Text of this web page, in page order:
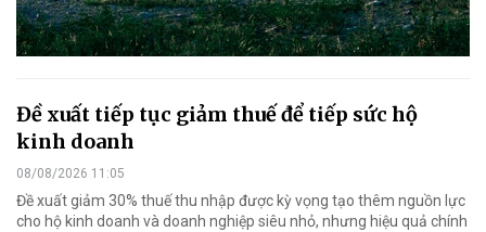
Đề xuất tiếp tục giảm thuế để tiếp sức hộ
kinh doanh
08/08/2026 11:05
Đề xuất giảm 30% thuế thu nhập được kỳ vọng tạo thêm nguồn lực
cho hộ kinh doanh và doanh nghiệp siêu nhỏ, nhưng hiệu quả chính